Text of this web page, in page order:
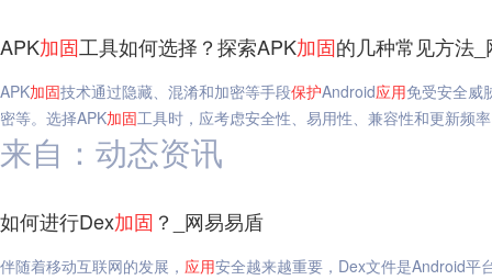
APK加固工具如何选择？探索APK加固的几种常见方法
APK加固技术通过隐藏、混淆和加密等手段保护Android应用免受安全威
密等。选择APK加固工具时，应考虑安全性、易用性、兼容性和更新频
来自：动态资讯
如何进行Dex加固 ？_网易易盾
伴随着移动互联网的发展， 应用安全越来越重要，Dex文件是Android平